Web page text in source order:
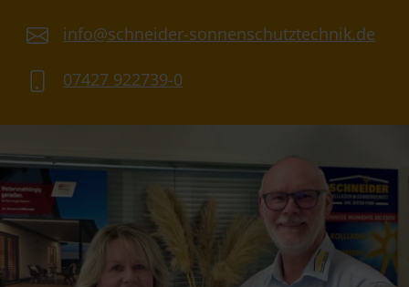
info@schneider-sonnenschutztechnik.de
07427 922739-0